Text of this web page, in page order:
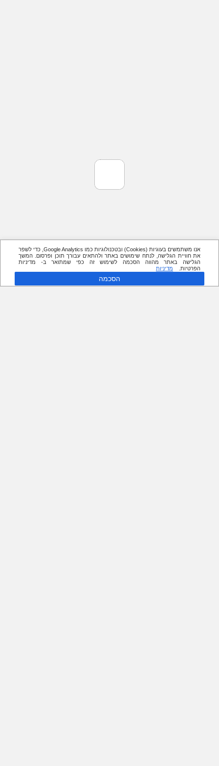
אנו משתמשים בעוגיות (Cookies) ובטכנולוגיות כמו Google Analytics, כדי לשפר
את חוויית הגלישה, לנתח שימושים באתר ולהתאים עבורך תוכן ופרסום. המשך
הגלישה באתר מהווה הסכמה לשימוש זה כפי שמתואר ב- מדיניות
הפרטיות.
מדיניות
הסכמה